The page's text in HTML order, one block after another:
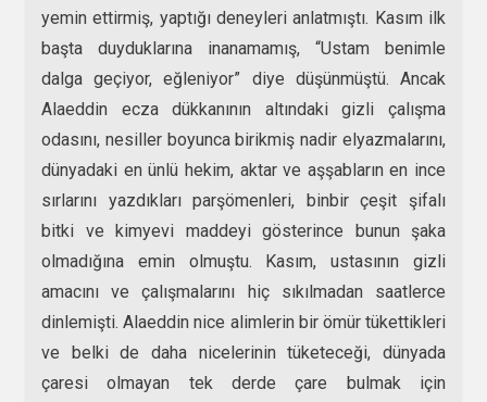
yemin ettirmiş, yaptığı deneyleri anlatmıştı. Kasım ilk
başta duyduklarına inanamamış, “Ustam benimle
dalga geçiyor, eğleniyor” diye düşünmüştü. Ancak
Alaeddin ecza dükkanının altındaki gizli çalışma
odasını, nesiller boyunca birikmiş nadir elyazmalarını,
dünyadaki en ünlü hekim, aktar ve aşşabların en ince
sırlarını yazdıkları parşömenleri, binbir çeşit şifalı
bitki ve kimyevi maddeyi gösterince bunun şaka
olmadığına emin olmuştu. Kasım, ustasının gizli
amacını ve çalışmalarını hiç sıkılmadan saatlerce
dinlemişti. Alaeddin nice alimlerin bir ömür tükettikleri
ve belki de daha nicelerinin tüketeceği, dünyada
çaresi olmayan tek derde çare bulmak için